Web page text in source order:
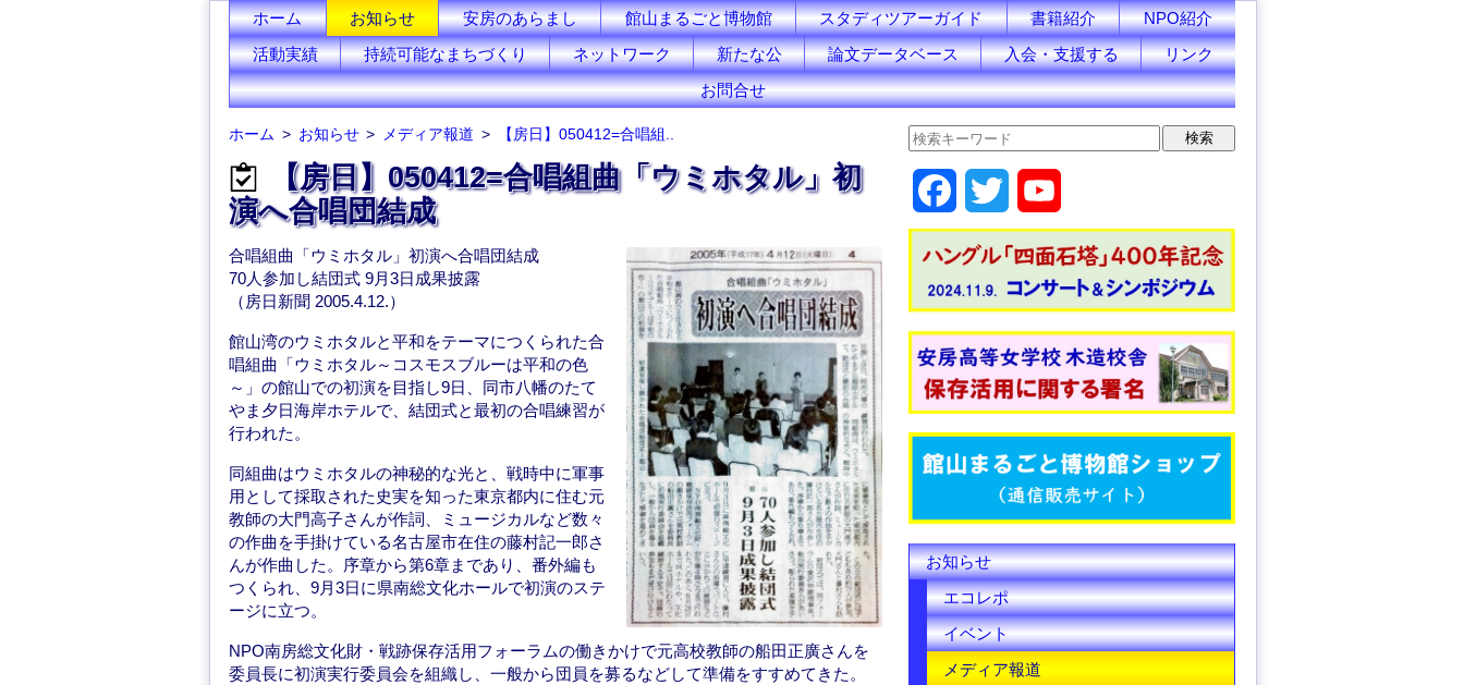
ホーム お知らせ 安房のあらまし 館山まるごと博物館 スタディツアーガイド 書籍紹介
NPO紹介
活動実績
持続可能なまちづくり ネットワーク 新たな公 論文データベース 入会・支援する
リンク
お問合せ
ホーム お知らせ メディア報道 【房日】050412=合唱組..
【房日】050412=合唱組曲「ウミホタル」初
演へ合唱団結成
合唱組曲「ウミホタル」初演へ合唱団結成
70人参加し結団式 9月3日成果披露
（房日新聞 2005.4.12.）
館山湾のウミホタルと平和をテーマにつくられた合
唱組曲「ウミホタル～コスモスブルーは平和の色
～」の館山での初演を目指し9日、同市八幡のたて
やま夕日海岸ホテルで、結団式と最初の合唱練習が
行われた。
同組曲はウミホタルの神秘的な光と、戦時中に軍事
用として採取された史実を知った東京都内に住む元
教師の大門高子さんが作詞、ミュージカルなど数々
の作曲を手掛けている名古屋市在住の藤村記一郎さ
んが作曲した。序章から第6章まであり、番外編も
つくられ、9月3日に県南総文化ホールで初演のステ
ージに立つ。
NPO南房総文化財・戦跡保存活用フォーラムの働きかけで元高校教師の船田正廣さんを
委員長に初演実行委員会を組織し、一般から団員を募るなどして準備をすすめてきた。
a
b
o
o
w
i
t
e
o
u
b
e
C
a
n
お知らせ
エコレポ
イベント
メディア報道